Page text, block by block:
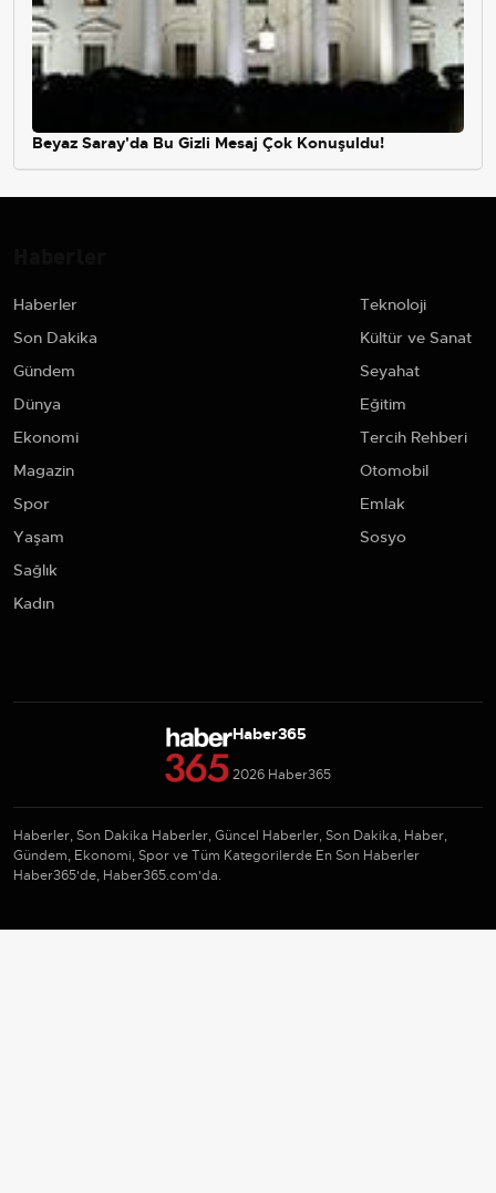
Beyaz Saray'da Bu Gizli Mesaj Çok Konuşuldu!
Haberler
Son Dakika
Gündem
Dünya
Ekonomi
Magazin
Spor
Yaşam
Sağlık
Kadın
Teknoloji
Kültür ve Sanat
Seyahat
Eğitim
Tercih Rehberi
Otomobil
Emlak
Sosyo
Haber365
2026 Haber365
Haberler, Son Dakika Haberler, Güncel Haberler, Son Dakika, Haber,
Gündem, Ekonomi, Spor ve Tüm Kategorilerde En Son Haberler
Haber365'de, Haber365.com'da.